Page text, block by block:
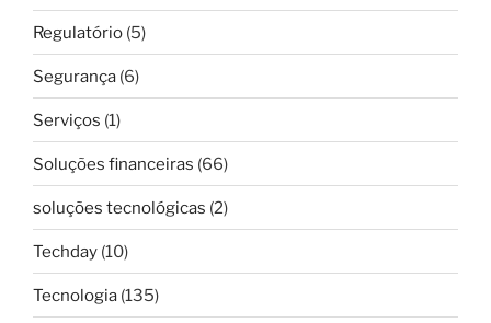
Regulatório (5)
Segurança (6)
Serviços (1)
Soluções financeiras (66)
soluções tecnológicas (2)
Techday (10)
Tecnologia (135)